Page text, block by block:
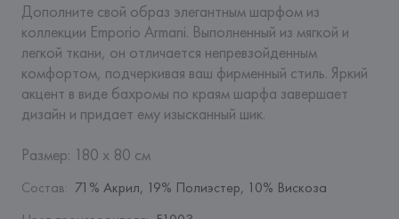
Дополните свой образ элегантным шарфом из
коллекции Emporio Armani. Выполненный из мягкой и
легкой ткани, он отличается непревзойденным
комфортом, подчеркивая ваш фирменный стиль. Яркий
акцент в виде бахромы по краям шарфа завершает
дизайн и придает ему изысканный шик.
Размер: 180 x 80 см
Состав: 71% Акрил, 19% Полиэстер, 10% Вискоза